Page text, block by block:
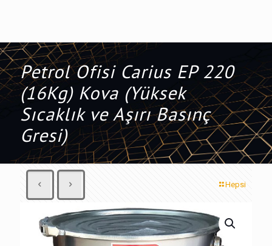
Petrol Ofisi Carius EP 220
(16Kg) Kova (Yüksek
Sıcaklık ve Aşırı Basınç
Gresi)
Hepsi